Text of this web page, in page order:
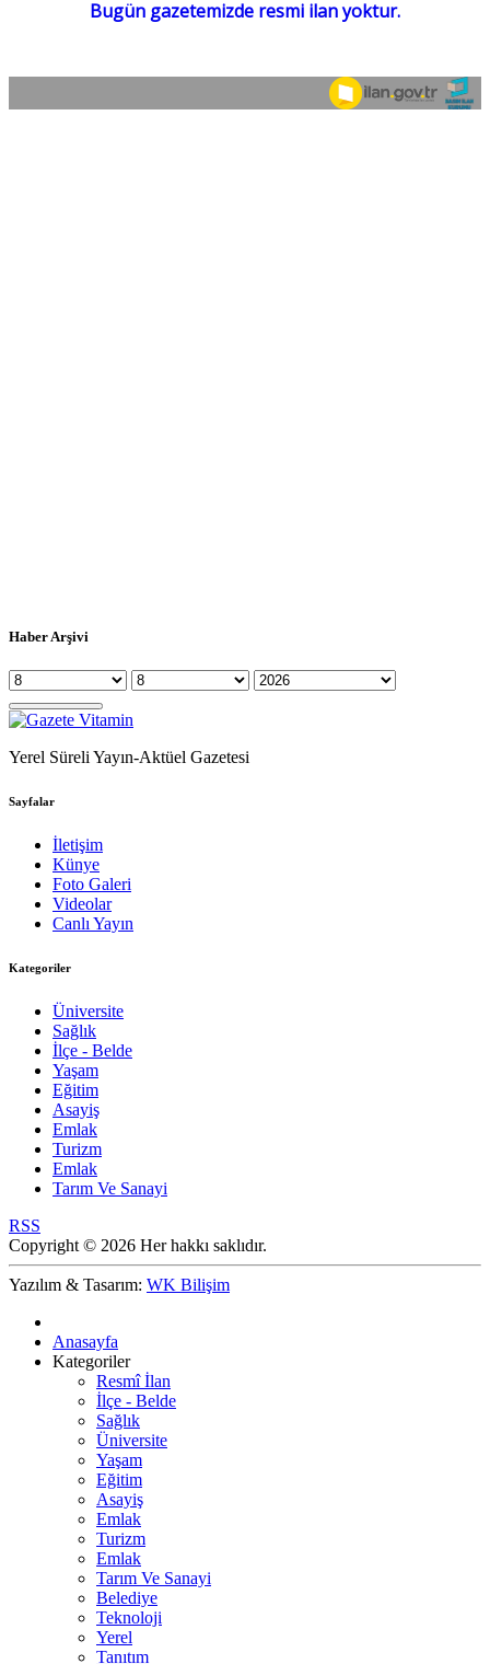
Haber Arşivi
Yerel Süreli Yayın-Aktüel Gazetesi
Sayfalar
İletişim
Künye
Foto Galeri
Videolar
Canlı Yayın
Kategoriler
Üniversite
Sağlık
İlçe - Belde
Yaşam
Eğitim
Asayiş
Emlak
Turizm
Emlak
Tarım Ve Sanayi
RSS
Copyright © 2026 Her hakkı saklıdır.
Yazılım & Tasarım: WK Bilişim
Anasayfa
Kategoriler
Resmî İlan
İlçe - Belde
Sağlık
Üniversite
Yaşam
Eğitim
Asayiş
Emlak
Turizm
Emlak
Tarım Ve Sanayi
Belediye
Teknoloji
Yerel
Tanıtım